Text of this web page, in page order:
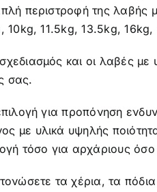
περιστροφή της
10kg, 11.5kg, 13.5kg,
και οι λαβές
σας.
για προπόνηση
με υλικά υψηλής
τόσο για αρχάριους
τα χέρια, τα